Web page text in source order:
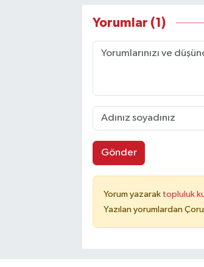
Yorumlar (1)
Gönder
Yorum yazarak topluluk
Yazılan yorumlardan